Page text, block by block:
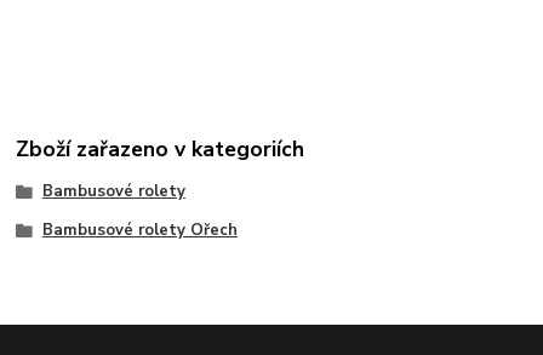
Zboží zařazeno v kategoriích
Bambusové rolety
Bambusové rolety Ořech